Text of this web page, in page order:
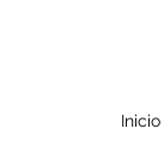
Inicio